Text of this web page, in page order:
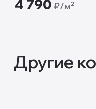
4 790 ₽/м²
Другие